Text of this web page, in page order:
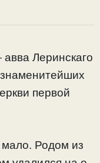
Леринскаго
первой
мало. Родом из